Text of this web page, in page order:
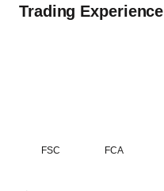
Trading Experience
FSC FCA